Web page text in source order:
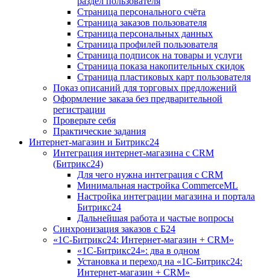
Страница персонального счёта
Страница заказов пользователя
Страница персональных данных
Страница профилей пользователя
Страница подписок на товары и услуги
Страница показа накопительных скидок
Страница пластиковых карт пользователя
Показ описаний для торговых предложений
Оформление заказа без предварительной
регистрации
Проверьте себя
Практические задания
Интернет-магазин и Битрикс24
Интеграция интернет-магазина с CRM
(Битрикс24)
Для чего нужна интеграция с CRM
Минимальная настройка CommerceML
Настройка интеграции магазина и портала
Битрикс24
Дальнейшая работа и частые вопросы
Синхронизация заказов с Б24
«1С-Битрикс24: Интернет-магазин + CRM»
«1С-Битрикс24»: два в одном
Установка и переход на «1С-Битрикс24:
Интернет-магазин + CRM»